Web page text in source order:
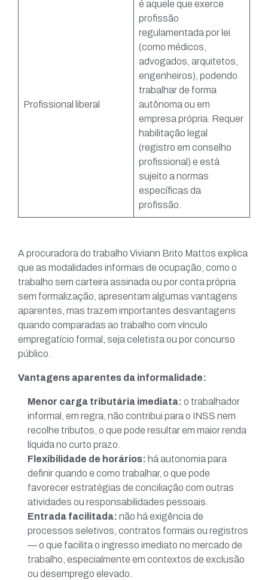
Profissional liberal
é aquele que exerce
profissão
regulamentada por lei
(como médicos,
advogados, arquitetos,
engenheiros), podendo
trabalhar de forma
autônoma ou em
empresa própria. Requer
habilitação legal
(registro em conselho
profissional) e está
sujeito a normas
específicas da
profissão.
A procuradora do trabalho Viviann Brito Mattos explica
que as modalidades informais de ocupação, como o
trabalho sem carteira assinada ou por conta própria
sem formalização, apresentam algumas vantagens
aparentes, mas trazem importantes desvantagens
quando comparadas ao trabalho com vínculo
empregatício formal, seja celetista ou por concurso
público.
Vantagens aparentes da informalidade:
Menor carga tributária imediata: o trabalhador
informal, em regra, não contribui para o INSS nem
recolhe tributos, o que pode resultar em maior renda
líquida no curto prazo.
Flexibilidade de horários: há autonomia para
definir quando e como trabalhar, o que pode
favorecer estratégias de conciliação com outras
atividades ou responsabilidades pessoais.
Entrada facilitada: não há exigência de
processos seletivos, contratos formais ou registros
— o que facilita o ingresso imediato no mercado de
trabalho, especialmente em contextos de exclusão
ou desemprego elevado.